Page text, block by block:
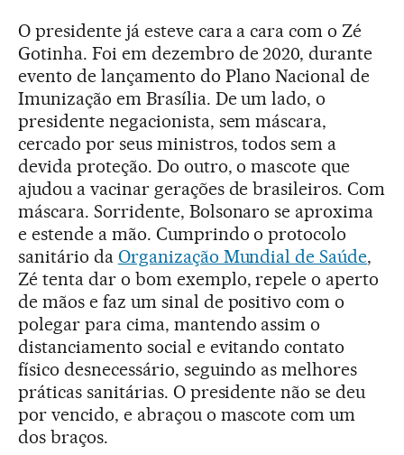
O presidente já esteve cara a cara com o Zé
Gotinha. Foi em dezembro de 2020, durante
evento de lançamento do Plano Nacional de
Imunização em Brasília. De um lado, o
presidente negacionista, sem máscara,
cercado por seus ministros, todos sem a
devida proteção. Do outro, o mascote que
ajudou a vacinar gerações de brasileiros. Com
máscara. Sorridente, Bolsonaro se aproxima
e estende a mão. Cumprindo o protocolo
sanitário da Organização Mundial de Saúde,
Zé tenta dar o bom exemplo, repele o aperto
de mãos e faz um sinal de positivo com o
polegar para cima, mantendo assim o
distanciamento social e evitando contato
físico desnecessário, seguindo as melhores
práticas sanitárias. O presidente não se deu
por vencido, e abraçou o mascote com um
dos braços.